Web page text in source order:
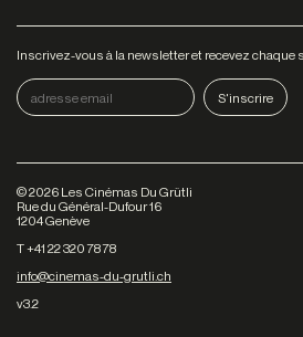
Inscrivez-vous à la newsletter et recevez chaque
©2026 Les Cinémas Du Grütli
Rue du Général-Dufour 16
1204 Genève
T +41 22 320 78 78
info@cinemas-du-grutli.ch
v3.2